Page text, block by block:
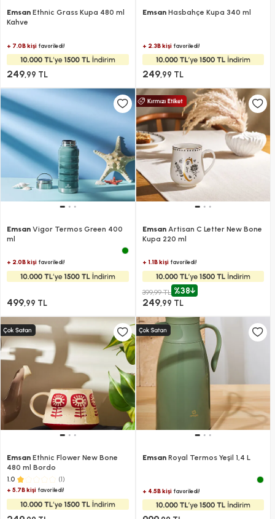
Emsan Ethnic Grass Kupa 480 ml
Kahve​​​​​​​
+ 7.0B kişi favoriledi!
249,99 TL
EmsanHasbahçe Kupa 340 ml
+ 2.3B kişifavoriledi!
249,99 TL
Emsan Vigor Termos Green 400
ml
+ 2.0B kişi favoriledi!
499,99 TL
EmsanArtisan C Letter New Bone
Kupa 220 ml
+ 1.1B kişifavoriledi!
399,99 TL %38
249,99 TL
Emsan Ethnic Flower New Bone
480 ml Bordo
1.0 (1)
+ 5.7B kişi favoriledi!
EmsanRoyal Termos Yeşil 1,4 L
+ 4.5B kişifavoriledi!